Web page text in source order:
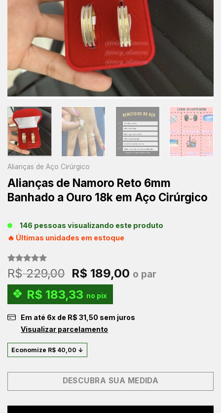
Alianças de Aço Cirúrgico
Alianças de Namoro Reto 6mm
Banhado a Ouro 18k em Aço Cirúrgico
146 pessoas visualizando este produto
🔥 Últimas unidades em estoque
Avaliado
como5.00
de 5, com
baseado em
1
avaliação
R$229,00 O
preço
original
era:
R$ 229,00.
R$ 189,00 O
R$ 189,00.
o par
R$ 183,33 no pix
Em até 6x de R$ 31,50 sem juros
Visualizar parcelamento
Economize R$ 40,00 ↓
DESCUBRA SUA MEDIDA